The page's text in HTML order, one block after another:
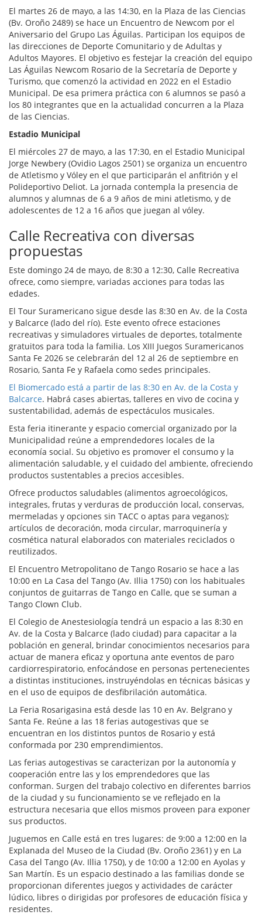
El martes 26 de mayo, a las 14:30, en la Plaza de las Ciencias
(Bv. Oroño 2489) se hace un Encuentro de Newcom por el
Aniversario del Grupo Las Águilas. Participan los equipos de
las direcciones de Deporte Comunitario y de Adultas y
Adultos Mayores. El objetivo es festejar la creación del equipo
Las Águilas Newcom Rosario de la Secretaría de Deporte y
Turismo, que comenzó la actividad en 2022 en el Estadio
Municipal. De esa primera práctica con 6 alumnos se pasó a
los 80 integrantes que en la actualidad concurren a la Plaza
de las Ciencias.
Estadio Municipal
El miércoles 27 de mayo, a las 17:30, en el Estadio Municipal
Jorge Newbery (Ovidio Lagos 2501) se organiza un encuentro
de Atletismo y Vóley en el que participarán el anfitrión y el
Polideportivo Deliot. La jornada contempla la presencia de
alumnos y alumnas de 6 a 9 años de mini atletismo, y de
adolescentes de 12 a 16 años que juegan al vóley.
Calle Recreativa con diversas
propuestas
Este domingo 24 de mayo, de 8:30 a 12:30, Calle Recreativa
ofrece, como siempre, variadas acciones para todas las
edades.
El Tour Suramericano sigue desde las 8:30 en Av. de la Costa
y Balcarce (lado del río). Este evento ofrece estaciones
recreativas y simuladores virtuales de deportes, totalmente
gratuitos para toda la familia. Los XIII Juegos Suramericanos
Santa Fe 2026 se celebrarán del 12 al 26 de septiembre en
Rosario, Santa Fe y Rafaela como sedes principales.
El Biomercado está a partir de las 8:30 en Av. de la Costa y
Balcarce. Habrá cases abiertas, talleres en vivo de cocina y
sustentabilidad, además de espectáculos musicales.
Esta feria itinerante y espacio comercial organizado por la
Municipalidad reúne a emprendedores locales de la
economía social. Su objetivo es promover el consumo y la
alimentación saludable, y el cuidado del ambiente, ofreciendo
productos sustentables a precios accesibles.
Ofrece productos saludables (alimentos agroecológicos,
integrales, frutas y verduras de producción local, conservas,
mermeladas y opciones sin TACC o aptas para veganos);
artículos de decoración, moda circular, marroquinería y
cosmética natural elaborados con materiales reciclados o
reutilizados.
El Encuentro Metropolitano de Tango Rosario se hace a las
10:00 en La Casa del Tango (Av. Illia 1750) con los habituales
conjuntos de guitarras de Tango en Calle, que se suman a
Tango Clown Club.
El Colegio de Anestesiología tendrá un espacio a las 8:30 en
Av. de la Costa y Balcarce (lado ciudad) para capacitar a la
población en general, brindar conocimientos necesarios para
actuar de manera eficaz y oportuna ante eventos de paro
cardiorrespiratorio, enfocándose en personas pertenecientes
a distintas instituciones, instruyéndolas en técnicas básicas y
en el uso de equipos de desfibrilación automática.
La Feria Rosarigasina está desde las 10 en Av. Belgrano y
Santa Fe. Reúne a las 18 ferias autogestivas que se
encuentran en los distintos puntos de Rosario y está
conformada por 230 emprendimientos.
Las ferias autogestivas se caracterizan por la autonomía y
cooperación entre las y los emprendedores que las
conforman. Surgen del trabajo colectivo en diferentes barrios
de la ciudad y su funcionamiento se ve reflejado en la
estructura necesaria que ellos mismos proveen para exponer
sus productos.
Juguemos en Calle está en tres lugares: de 9:00 a 12:00 en la
Explanada del Museo de la Ciudad (Bv. Oroño 2361) y en La
Casa del Tango (Av. Illia 1750), y de 10:00 a 12:00 en Ayolas y
San Martín. Es un espacio destinado a las familias donde se
proporcionan diferentes juegos y actividades de carácter
lúdico, libres o dirigidas por profesores de educación física y
residentes.